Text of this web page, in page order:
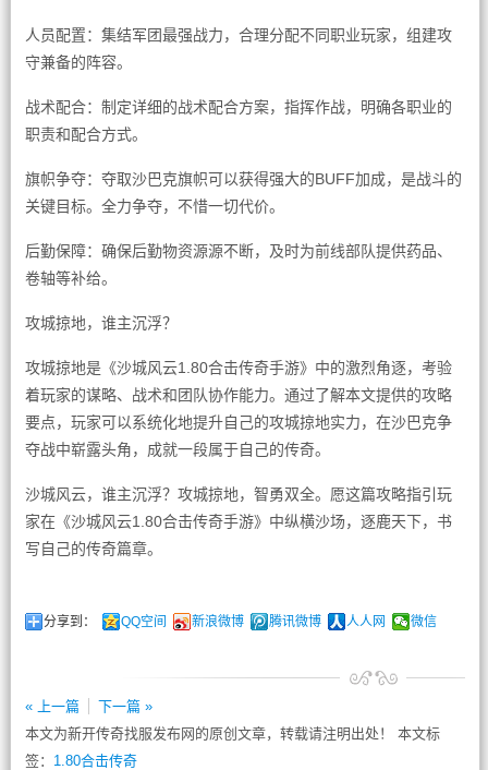
人员配置：集结军团最强战力，合理分配不同职业玩家，组建攻
守兼备的阵容。
战术配合：制定详细的战术配合方案，指挥作战，明确各职业的
职责和配合方式。
旗帜争夺：夺取沙巴克旗帜可以获得强大的BUFF加成，是战斗的
关键目标。全力争夺，不惜一切代价。
后勤保障：确保后勤物资源源不断，及时为前线部队提供药品、
卷轴等补给。
攻城掠地，谁主沉浮？
攻城掠地是《沙城风云1.80合击传奇手游》中的激烈角逐，考验
着玩家的谋略、战术和团队协作能力。通过了解本文提供的攻略
要点，玩家可以系统化地提升自己的攻城掠地实力，在沙巴克争
夺战中崭露头角，成就一段属于自己的传奇。
沙城风云，谁主沉浮？攻城掠地，智勇双全。愿这篇攻略指引玩
家在《沙城风云1.80合击传奇手游》中纵横沙场，逐鹿天下，书
写自己的传奇篇章。
分享到： QQ空间 新浪微博 腾讯微博 人人网 微信
« 上一篇
下一篇 »
本文为新开传奇找服发布网的原创文章，转载请注明出处！ 本文标
签： 1.80合击传奇